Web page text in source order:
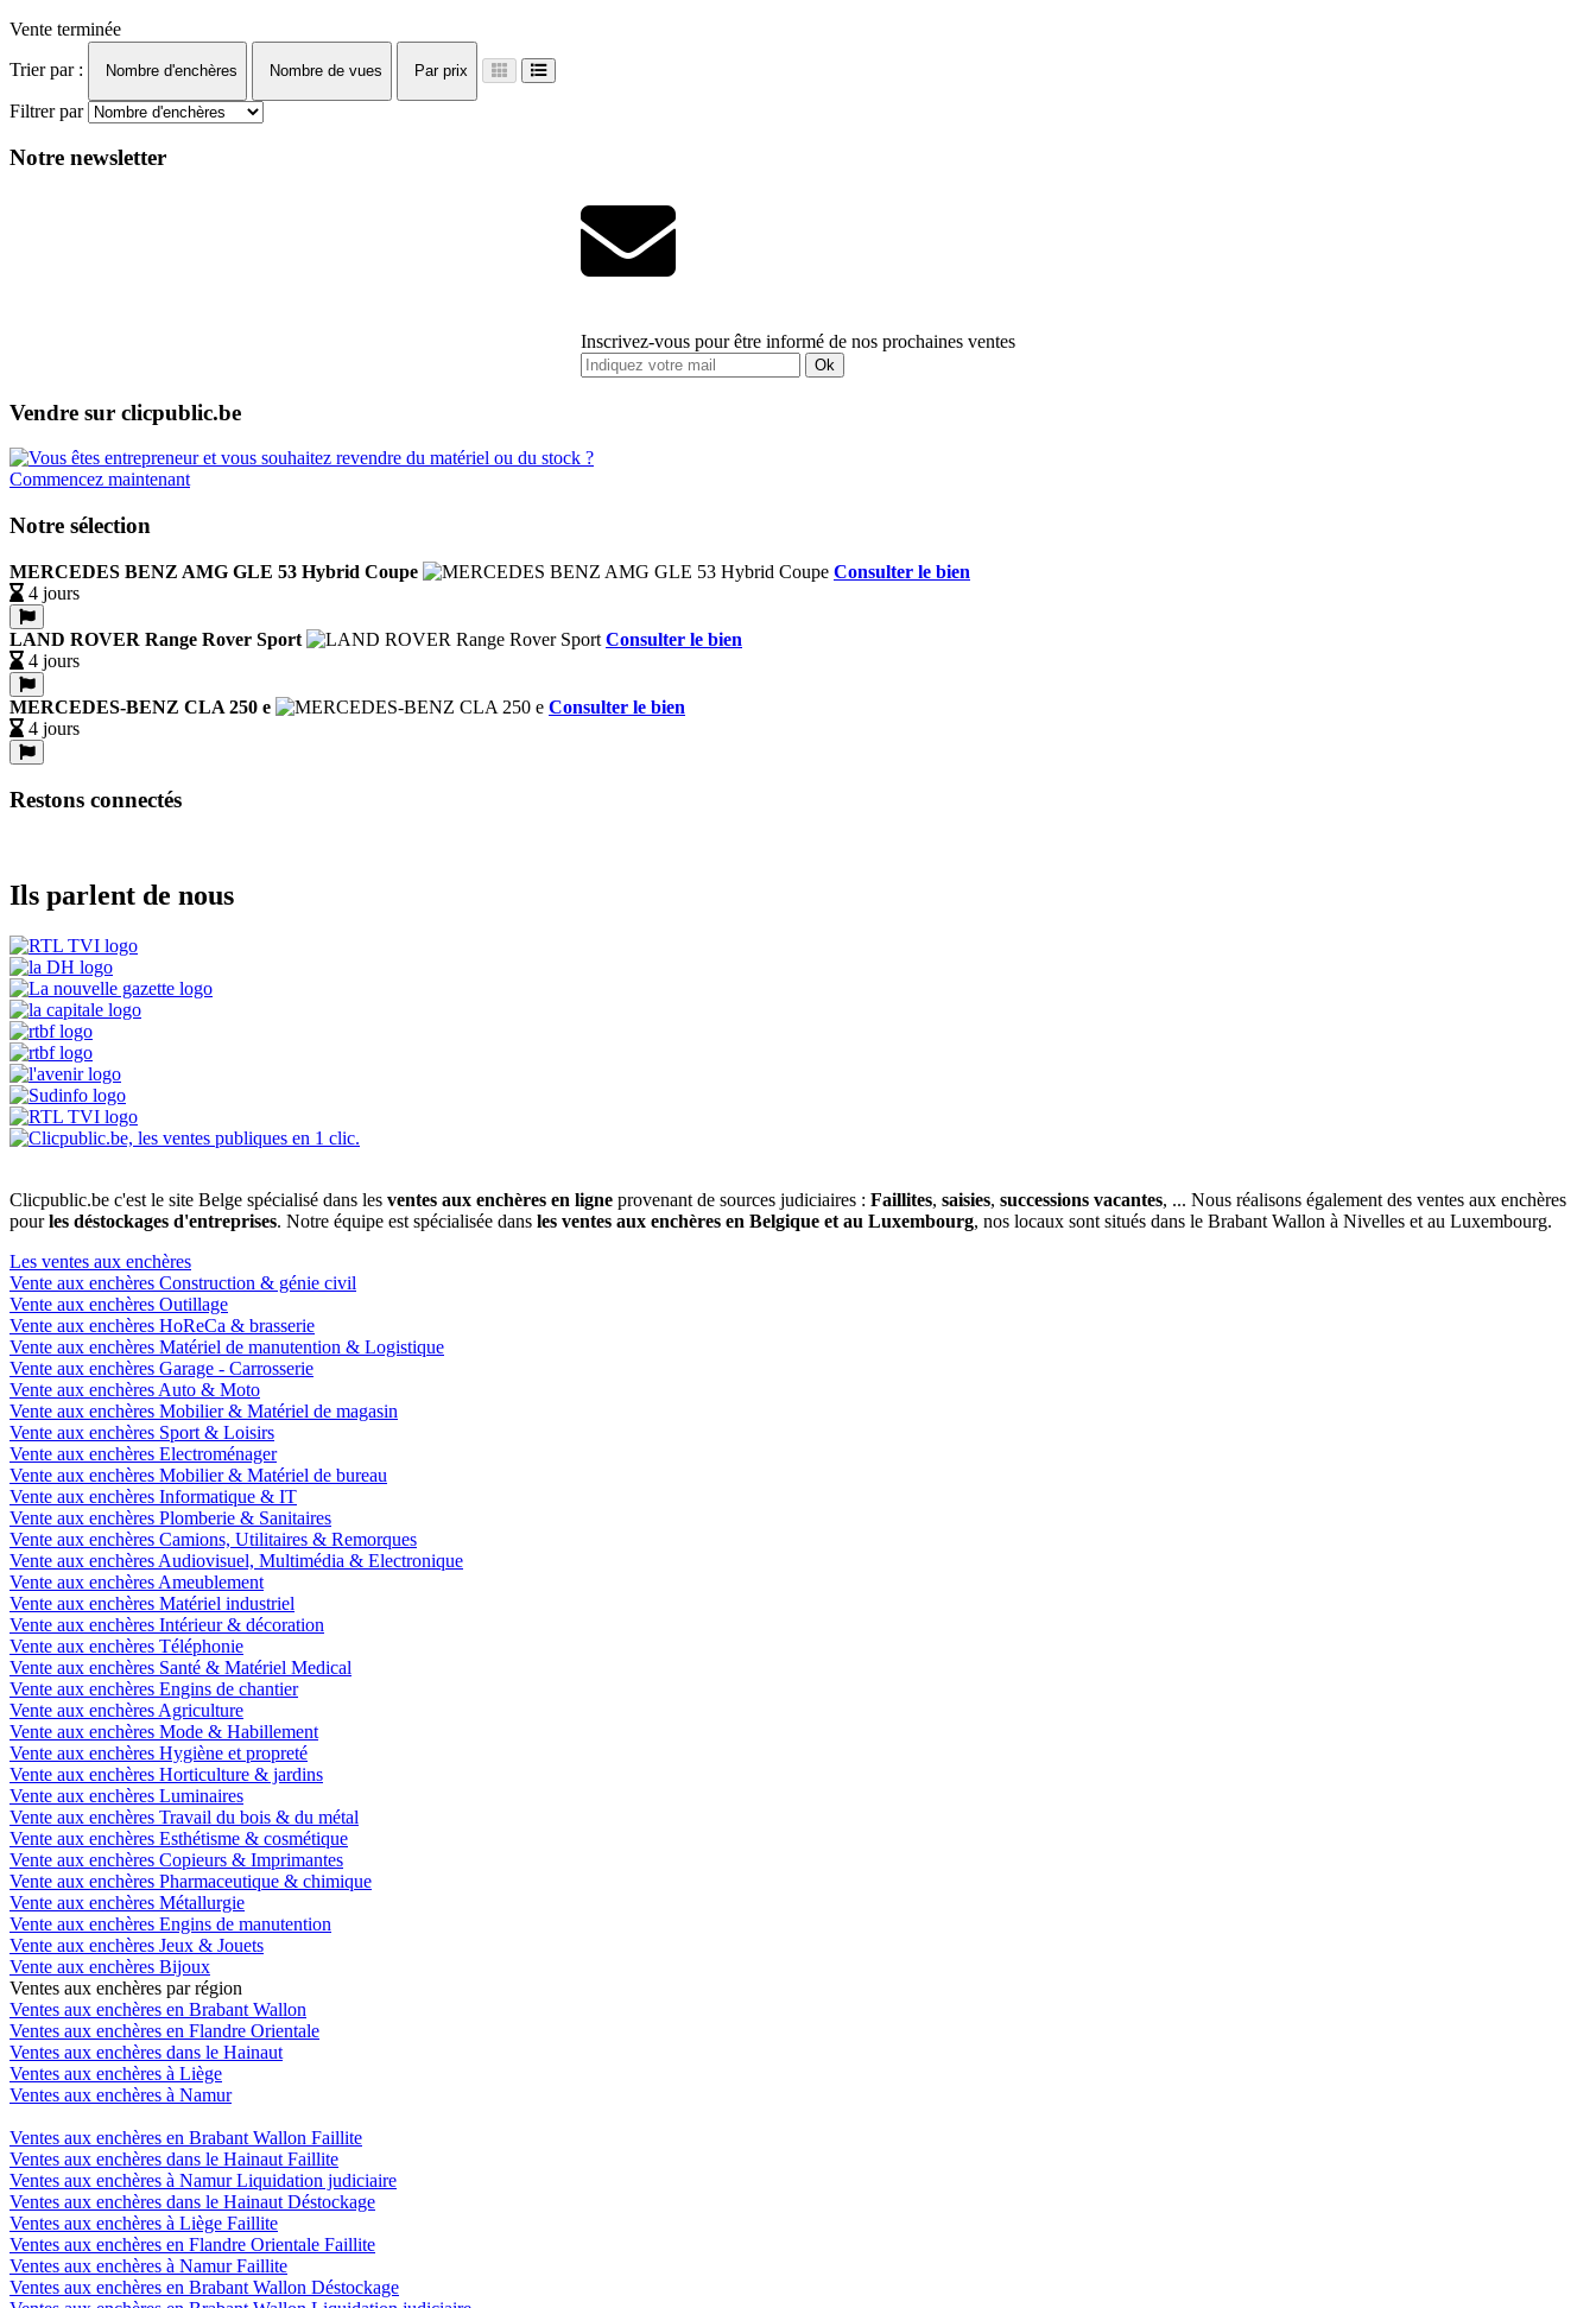
Vente terminée
Trier par :
Nombre d'enchères Nombre de vues Par prix
Filtrer par
Notre newsletter
Inscrivez-vous pour être informé de nos prochaines ventes
Ok
Vendre sur clicpublic.be
Commencez maintenant
Notre sélection
MERCEDES BENZ AMG GLE 53 Hybrid Coupe
Consulter le bien
4 jours
LAND ROVER Range Rover Sport
Consulter le bien
4 jours
MERCEDES-BENZ CLA 250 e
Consulter le bien
4 jours
Restons connectés
Ils parlent de nous
Clicpublic.be c'est le site Belge spécialisé dans les ventes aux enchères en ligne provenant de sources judiciaires : Faillites, saisies, successions vacantes, ... Nous réalisons également des ventes aux enchères
pourles déstockages d'entreprises. Notre équipe est spécialisée dans les ventes aux enchères en Belgique et au Luxembourg, nos locaux sont situés dans le Brabant Wallon à Nivelles et au Luxembourg.
Les ventes aux enchères
Vente aux enchères Construction & génie civil
Vente aux enchères Outillage
Vente aux enchères HoReCa & brasserie
Vente aux enchères Matériel de manutention & Logistique
Vente aux enchères Garage - Carrosserie
Vente aux enchères Auto & Moto
Vente aux enchères Mobilier & Matériel de magasin
Vente aux enchères Sport & Loisirs
Vente aux enchères Electroménager
Vente aux enchères Mobilier & Matériel de bureau
Vente aux enchères Informatique & IT
Vente aux enchères Plomberie & Sanitaires
Vente aux enchères Camions, Utilitaires & Remorques
Vente aux enchères Audiovisuel, Multimédia & Electronique
Vente aux enchères Ameublement
Vente aux enchères Matériel industriel
Vente aux enchères Intérieur & décoration
Vente aux enchères Téléphonie
Vente aux enchères Santé & Matériel Medical
Vente aux enchères Engins de chantier
Vente aux enchères Agriculture
Vente aux enchères Mode & Habillement
Vente aux enchères Hygiène et propreté
Vente aux enchères Horticulture & jardins
Vente aux enchères Luminaires
Vente aux enchères Travail du bois & du métal
Vente aux enchères Esthétisme & cosmétique
Vente aux enchères Copieurs & Imprimantes
Vente aux enchères Pharmaceutique & chimique
Vente aux enchères Métallurgie
Vente aux enchères Engins de manutention
Vente aux enchères Jeux & Jouets
Vente aux enchères Bijoux
Ventes aux enchères par région
Ventes aux enchères en Brabant Wallon
Ventes aux enchères en Flandre Orientale
Ventes aux enchères dans le Hainaut
Ventes aux enchères à Liège
Ventes aux enchères à Namur
Ventes aux enchères en Brabant Wallon Faillite
Ventes aux enchères dans le Hainaut Faillite
Ventes aux enchères à Namur Liquidation judiciaire
Ventes aux enchères dans le Hainaut Déstockage
Ventes aux enchères à Liège Faillite
Ventes aux enchères en Flandre Orientale Faillite
Ventes aux enchères à Namur Faillite
Ventes aux enchères en Brabant Wallon Déstockage